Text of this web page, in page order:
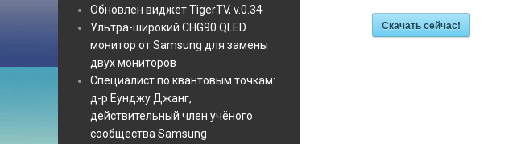
Обновлен виджет TigerTV, v.0.34
Ультра-широкий CHG90 QLED
монитор от Samsung для замены
двух мониторов
Специалист по квантовым точкам:
д-р Еунджу Джанг,
действительный член учёного
сообщества Samsung
Скачать сейчас!